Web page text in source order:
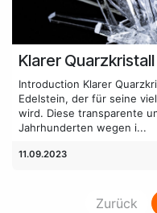
Klarer
Introduction Klarer
Edelstein, der für seine
wird. Diese transparente
Jahrhunderten wegen i...
11.09.2023
Zurück